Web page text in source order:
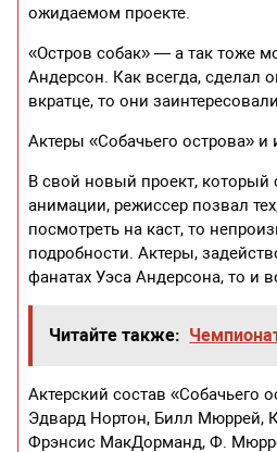
ожидаемом проекте.
«Остров собак» — а так тоже
Андерсон. Как всегда, сделал
вкратце, то они
Актеры «Собачьего острова»
В свой новый проект, который
анимации, режиссер позвал
посмотреть на каст, то
подробности. Актеры,
фанатах Уэса Андерсона, то
Читайте также:
Актерский состав «Собачьего
Эдвард Нортон, Билл Мюррей,
Фрэнсис МакДорманд, Ф.